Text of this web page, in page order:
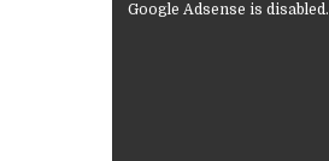
Google Adsense is disabled.